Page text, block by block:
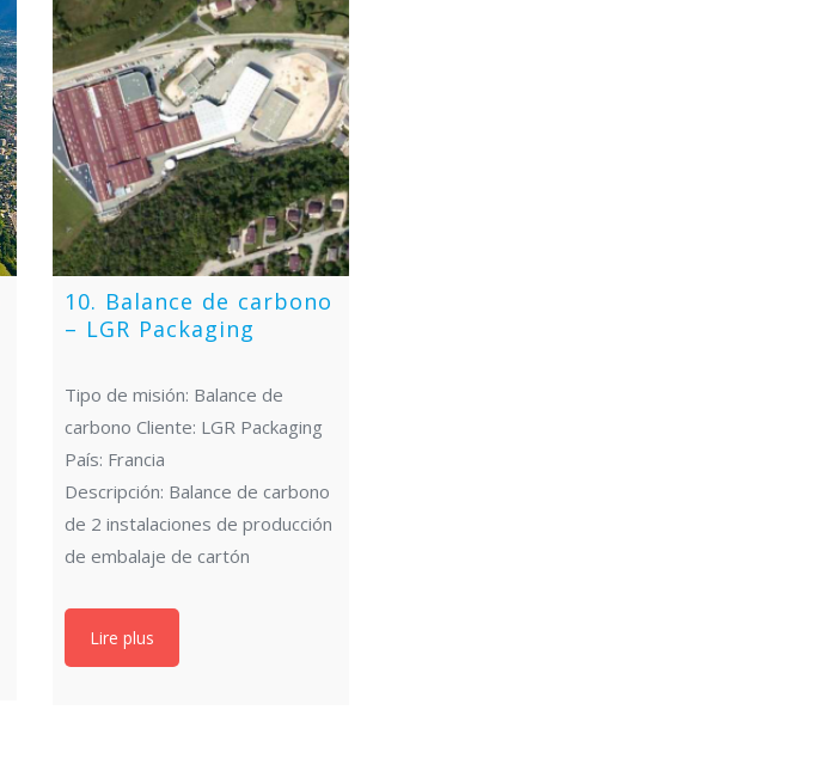
10. Balance de carbono
– LGR Packaging
Tipo de misión: Balance de
carbono Cliente: LGR Packaging
País: Francia
Descripción: Balance de carbono
de 2 instalaciones de producción
de embalaje de cartón
Lire plus